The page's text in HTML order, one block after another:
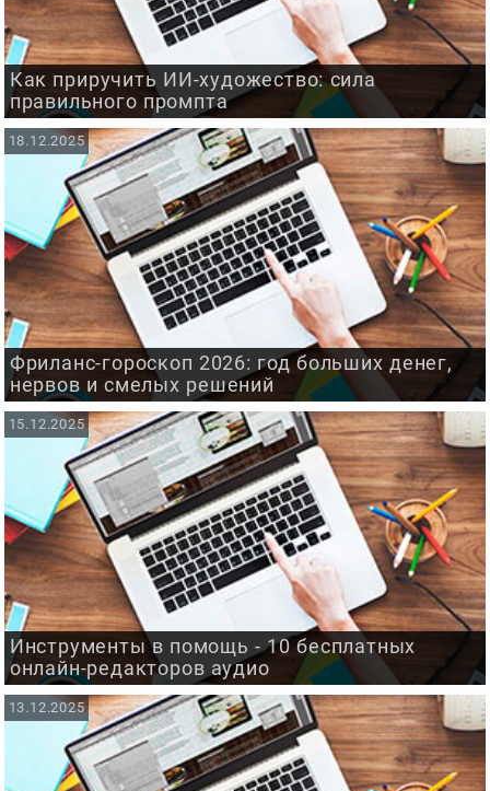
Как приручить ИИ-художество: сила
правильного промпта
Фриланс-гороскоп 2026: год больших денег,
нервов и смелых решений
18.12.2025
Инструменты в помощь - 10 бесплатных
онлайн-редакторов аудио
15.12.2025
13.12.2025